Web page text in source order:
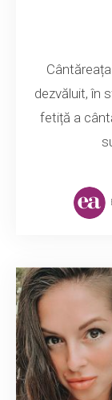
dezvăluit, în
fetiță a